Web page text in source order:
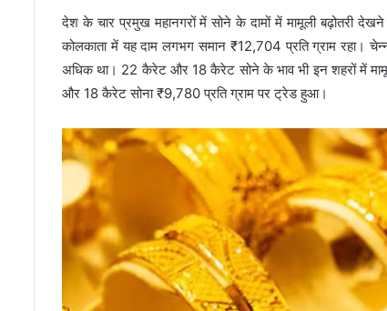
देश के चार प्रमुख महानगरों में सोने के दामों में मामूली बढ़ोतरी
कोलकाता में यह दाम लगभग समान ₹12,704 प्रति ग्राम रहा।
अधिक था। 22 कैरेट और 18 कैरेट सोने के भाव भी इन शहरों में
और 18 कैरेट सोना ₹9,780 प्रति ग्राम पर ट्रेड हुआ।